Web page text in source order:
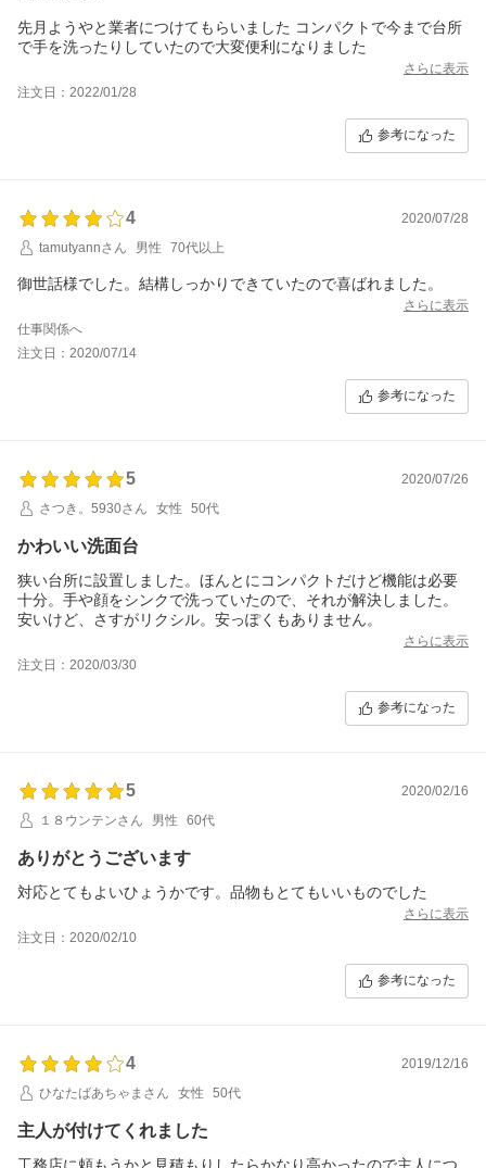
先月ようやと業者につけてもらいました コンパクトで今まで台所
で手を洗ったりしていたので大変便利になりました
さらに表示
注文日：2022/01/28
参考になった
4
2020/07/28
tamutyannさん
男性 70代以上
御世話様でした。結構しっかりできていたので喜ばれました。
さらに表示
仕事関係へ
注文日：2020/07/14
参考になった
5
2020/07/26
さつき。5930さん
女性 50代
かわいい洗面台
狭い台所に設置しました。ほんとにコンパクトだけど機能は必要
十分。手や顔をシンクで洗っていたので、それが解決しました。
安いけど、さすがリクシル。安っぽくもありません。
さらに表示
注文日：2020/03/30
参考になった
5
2020/02/16
１８ウンテンさん
男性 60代
ありがとうございます
対応とてもよいひょうかです。品物もとてもいいものでした
さらに表示
注文日：2020/02/10
参考になった
4
2019/12/16
ひなたばあちゃまさん
女性 50代
主人が付けてくれました
工務店に頼もうかと見積もりしたらかなり高かったので主人につ